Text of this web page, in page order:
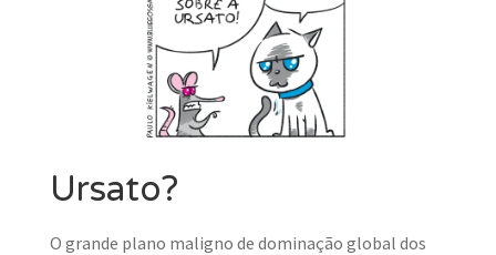
Ursato?
O grande plano maligno de dominação global dos